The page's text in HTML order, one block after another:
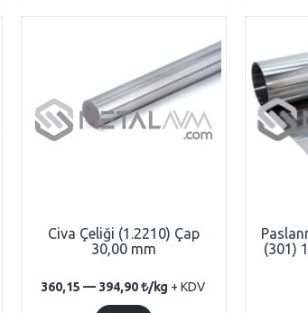
Civa Çeliği (1.2210) Çap
30,00 mm
360,15 — 394,90 /kg + KDV
(301)